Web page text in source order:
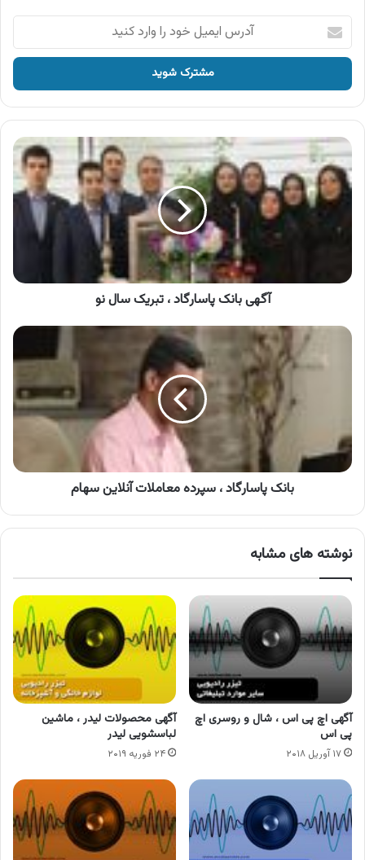
آدرس
ایمیل
خود
وارد
کنید
آگهی
بانک
پاسارگاد
،
سال
آگهی بانک پاسارگاد ، تبریک سال نو
بانک
سهام
بانک پاسارگاد ، سپرده معاملات آنلاین سهام
نوشته های مشابه
آگهی اچ پی اس ، شال و روسری اچ
پی اس
۱۷ آوریل ۲۰۱۸
آگهی محصولات لیدر ، ماشین
لباسشویی لیدر
۲۴ فوریه ۲۰۱۹